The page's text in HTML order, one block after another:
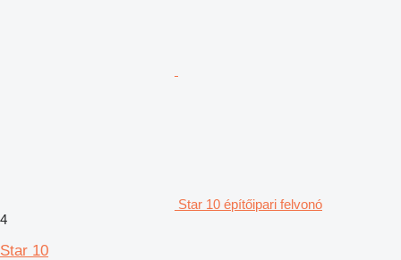
Star 10 építőipari felvonó
4
Star 10